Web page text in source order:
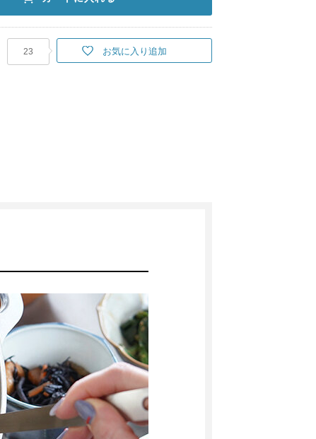
23 お気に入り追加